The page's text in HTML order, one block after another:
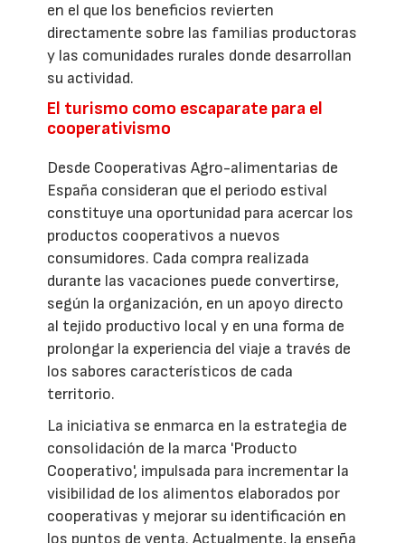
en el que los beneficios revierten
directamente sobre las familias productoras
y las comunidades rurales donde desarrollan
su actividad.
El turismo como escaparate para el
cooperativismo
Desde Cooperativas Agro-alimentarias de
España consideran que el periodo estival
constituye una oportunidad para acercar los
productos cooperativos a nuevos
consumidores. Cada compra realizada
durante las vacaciones puede convertirse,
según la organización, en un apoyo directo
al tejido productivo local y en una forma de
prolongar la experiencia del viaje a través de
los sabores característicos de cada
territorio.
La iniciativa se enmarca en la estrategia de
consolidación de la marca 'Producto
Cooperativo', impulsada para incrementar la
visibilidad de los alimentos elaborados por
cooperativas y mejorar su identificación en